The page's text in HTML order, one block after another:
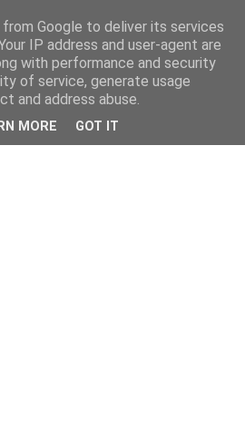
Google to deliver its services
IP address and user-agent are
with performance and security
of service, generate usage
and address abuse.
MORE GOT IT